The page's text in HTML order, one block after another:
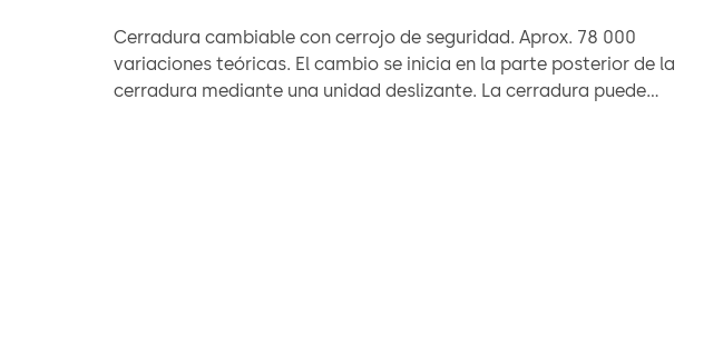
Cerradura cambiable con cerrojo de seguridad. Aprox. 78 000
variaciones teóricas. El cambio se inicia en la parte posterior de la
cerradura mediante una unidad deslizante. La cerradura puede